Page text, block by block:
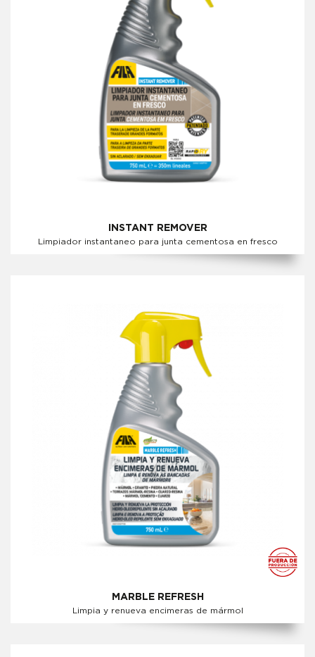
INSTANT REMOVER
Limpiador instantaneo para junta cementosa en fresco
MARBLE REFRESH
Limpia y renueva encimeras de mármol